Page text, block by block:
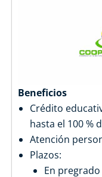
Beneficios
Crédito
hasta el 100 %
Atención
Plazos:
En